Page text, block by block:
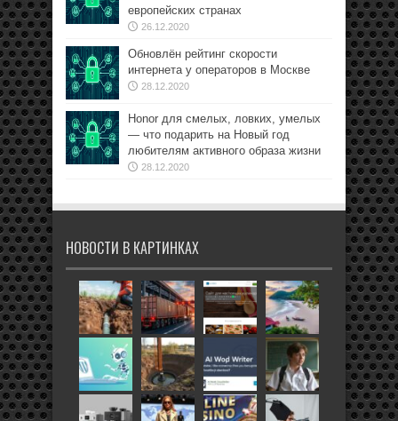
европейских странах
26.12.2020
Обновлён рейтинг скорости
интернета у операторов в Москве
28.12.2020
Honor для смелых, ловких, умелых
— что подарить на Новый год
любителям активного образа жизни
28.12.2020
НОВОСТИ В КАРТИНКАХ